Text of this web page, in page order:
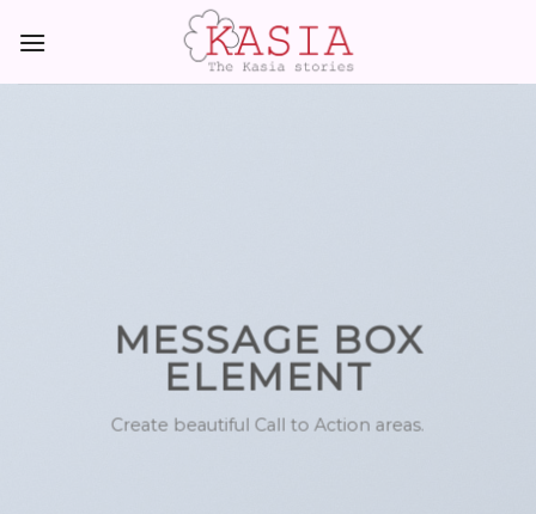
MESSAGE BOX
ELEMENT
Create beautiful Call to Action areas.